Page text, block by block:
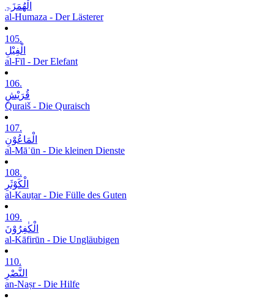
الْھُمَزَۃِ
al-Humaza - Der Lästerer
105.
الْفِیْلِ
al-Fīl - Der Elefant
106.
قُرَیْشٍ
Quraiš - Die Quraisch
107.
الْمَاعُوْنِ
al-Māʿūn - Die kleinen Dienste
108.
الْکَوْثَرِ
al-Kauṯar - Die Fülle des Guten
109.
الْکٰفِرُوْنَ
al-Kāfirūn - Die Ungläubigen
110.
النَّصْرِ
an-Naṣr - Die Hilfe